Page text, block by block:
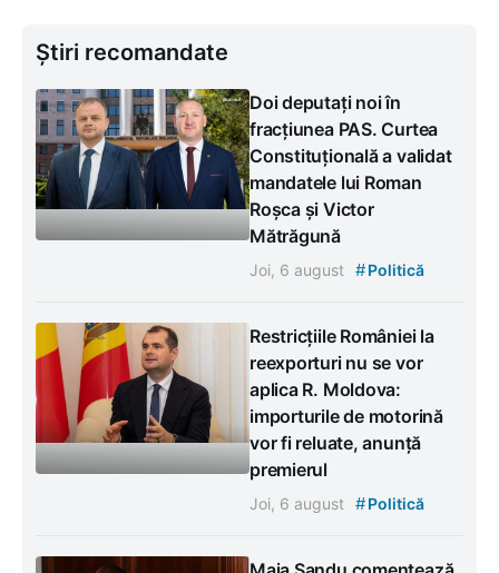
Știri recomandate
Doi deputați noi în
fracțiunea PAS. Curtea
Constituțională a validat
mandatele lui Roman
Roșca și Victor
Mătrăgună
Joi, 6 august #Politică
Restricțiile României la
reexporturi nu se vor
aplica R. Moldova:
importurile de motorină
vor fi reluate, anunță
premierul
Joi, 6 august #Politică